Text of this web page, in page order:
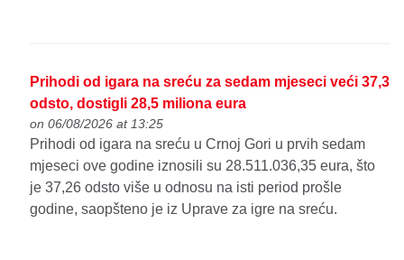
Prihodi od igara na sreću za sedam mjeseci veći 37,3
odsto, dostigli 28,5 miliona eura
on 06/08/2026 at 13:25
Prihodi od igara na sreću u Crnoj Gori u prvih sedam
mjeseci ove godine iznosili su 28.511.036,35 eura, što
je 37,26 odsto više u odnosu na isti period prošle
godine, saopšteno je iz Uprave za igre na sreću.